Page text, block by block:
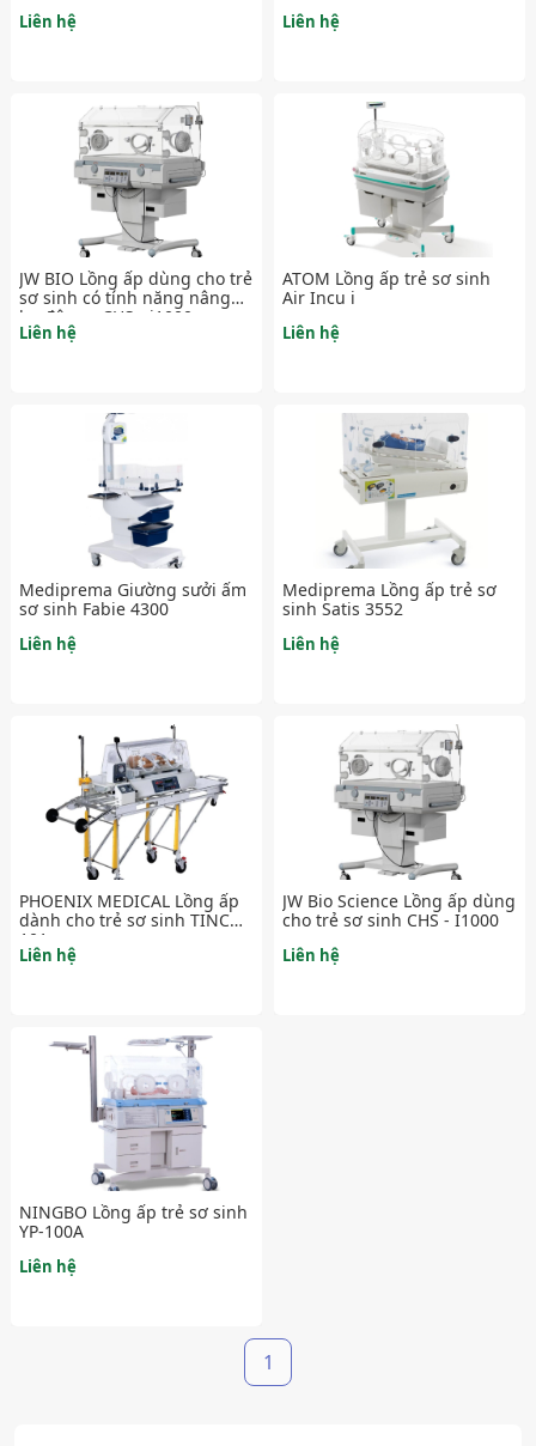
Liên hệ Liên hệ
JW BIO Lồng ấp dùng cho trẻ
sơ sinh có tính năng nâng
hạ độ cao CHS - i1000
Liên hệ
ATOM Lồng ấp trẻ sơ sinh
Air Incu i
Liên hệ
Mediprema Giường sưởi ấm
sơ sinh Fabie 4300
Liên hệ
Mediprema Lồng ấp trẻ sơ
sinh Satis 3552
Liên hệ
PHOENIX MEDICAL Lồng ấp
dành cho trẻ sơ sinh TINC
101
Liên hệ
JW Bio Science Lồng ấp dùng
cho trẻ sơ sinh CHS - I1000
Liên hệ
NINGBO Lồng ấp trẻ sơ sinh
YP-100A
Liên hệ
1